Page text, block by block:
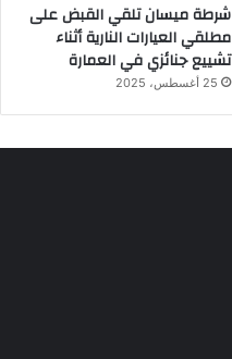
شرطة ميسان تلقي القبض على
مطلقي العيارات النارية أثناء
تشييع جنائزي في العمارة
25 أغسطس، 2025